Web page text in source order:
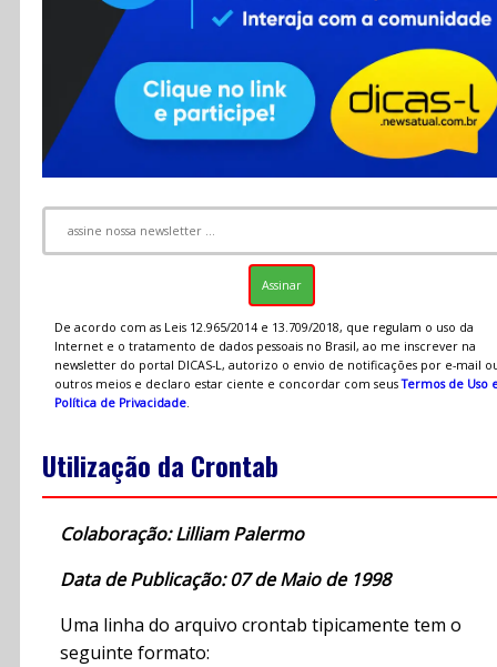
RSS
De acordo com as Leis 12.965/2014 e 13.709/2018, que regulam o uso da
Internet e o tratamento de dados pessoais no Brasil, ao me inscrever na
newsletter do portal DICAS-L, autorizo o envio de notificações por e-mail
outros meios e declaro estar ciente e concordar com seusTermos de Uso
Política de Privacidade.
Utilização da Crontab
Colaboração: Lilliam Palermo
Data de Publicação: 07 de Maio de 1998
Uma linha do arquivo crontab tipicamente tem o
seguinte formato: